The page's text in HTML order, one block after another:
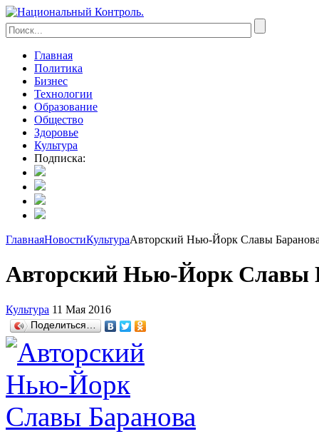
Главная
Политика
Бизнес
Технологии
Образование
Общество
Здоровье
Культура
Подписка:
ГлавнаяНовостиКультураАвторский Нью-Йорк Славы
Авторский Нью-Йорк Славы
Культура 11 Мая 2016
Поделиться…